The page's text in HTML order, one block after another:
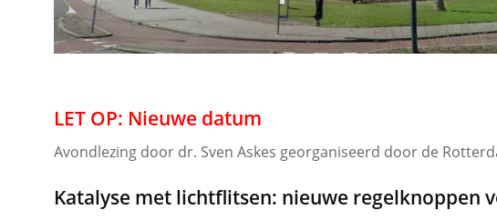
LET OP: Nieuwe datum
Avondlezing door dr. Sven Askes georganiseerd door de
Katalyse met lichtflitsen: nieuwe regelknoppen